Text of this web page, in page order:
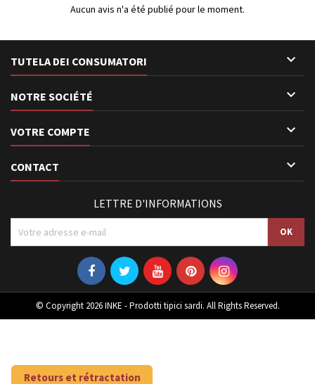
Aucun avis n'a été publié pour le moment.
TUTELA DEI CONSUMATORI 
NOTRE SOCIÉTÉ 
VOTRE COMPTE 
CONTACT 
LETTRE D'INFORMATIONS
© Copyright 2026 INKE - Prodotti tipici sardi. All Rights Reserved.
Retours et rétractation